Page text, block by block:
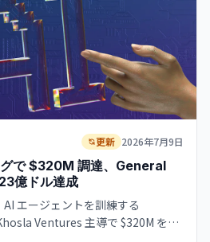
更新 2026年7月9日
で $320M 調達、General
億ドル達成
エージェントを訓練する
Ventures 主導で $320M を調